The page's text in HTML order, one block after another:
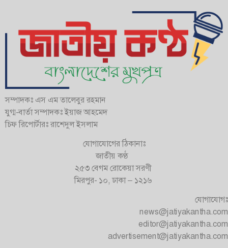
সম্পাদকঃ এস এম তালেবুর রহমান
যুগ্ম-বার্তা সম্পাদকঃ ইয়াজ আহমেদ
চিফ রিপোর্টারঃ রাশেদুল ইসলাম
যোগাযোগের ঠিকানাঃ
জাতীয় কণ্ঠ
২৫৩ বেগম রোকেয়া সরণী
মিরপুর- ১০, ঢাকা – ১২১৬
যোগাযোগঃ
news@jatiyakantha.com
editor@jatiyakantha.com
advertisement@jatiyakantha.com